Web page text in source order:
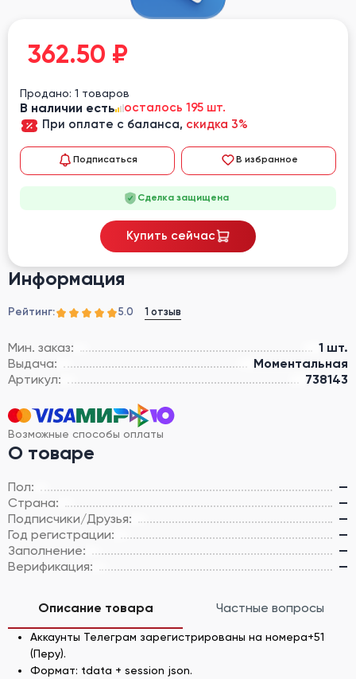
Информация
Рейтинг: 5.0 1 отзыв
Мин. заказ:
1 шт.
Выдача:
Моментальная
Артикул:
738143
Возможные способы оплаты
О товаре
Пол:
—
Страна:
—
Подписчики/Друзья:
—
Год регистрации:
—
Заполнение:
—
Верификация:
—
362.50 ₽
Продано: 1 товаров
В наличии есть
осталось 195 шт.
При оплате с баланса, скидка 3%
Подписаться В избранное
Сделка защищена
Купить сейчас
Описание товара Частные вопросы
Аккаунты Телеграм зарегистрированы на номера+51
(Перу).
Формат: tdata + session json.